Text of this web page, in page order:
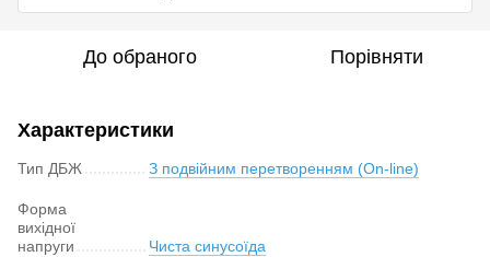
До обраного Порівняти
Характеристики
Тип ДБЖ З подвійним перетворенням (On-line)
Форма
вихідної
напруги
Чиста синусоїда